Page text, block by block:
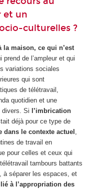
et un
culturelles ?
maison, ce qui n’est
de l’ampleur et qui
variations sociales
qui sont
de télétravail,
quotidien et une
divers. Si l’imbrication
déjà pour ce type de
dans le contexte actuel
de travail en
pour celles et ceux qui
tambours battants
à séparer les espaces, et
à l’appropriation des